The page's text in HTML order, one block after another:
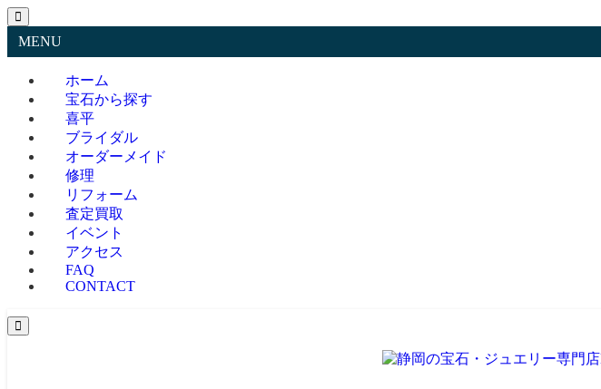
MENU
ホーム
宝石から探す
喜平
ブライダル
オーダーメイド
修理
リフォーム
査定買取
イベント
アクセス
FAQ
CONTACT